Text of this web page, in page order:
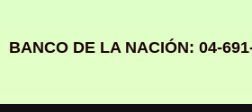
BANCO DE LA NACIÓN: 04-